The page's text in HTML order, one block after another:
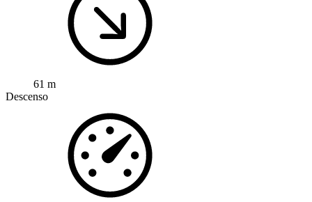
61 m
Descenso